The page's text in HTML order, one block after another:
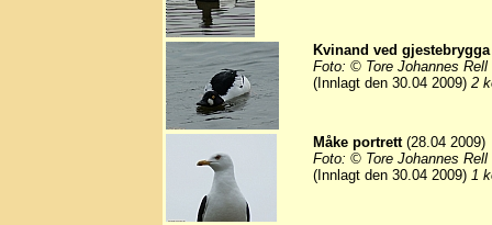
Kvinand ved
Foto: © Tore Johannes Rell
(Innlagt den 30.04 2009) 2
Måke portrett(28.04 2009)
Foto: © Tore Johannes Rell
(Innlagt den 30.04 2009) 1